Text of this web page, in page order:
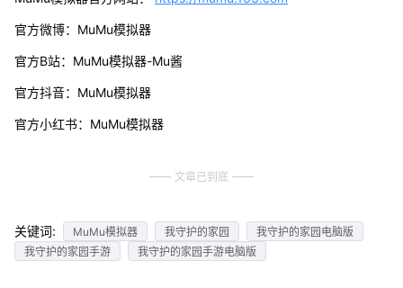
官方微博：MuMu模拟器
官方B站：MuMu模拟器-Mu酱
官方抖音：MuMu模拟器
官方小红书：MuMu模拟器
文章已到底
关键词: MuMu模拟器 我守护的家园
我守护的家园电脑版
我守护的家园手游
我守护的家园手游电脑版